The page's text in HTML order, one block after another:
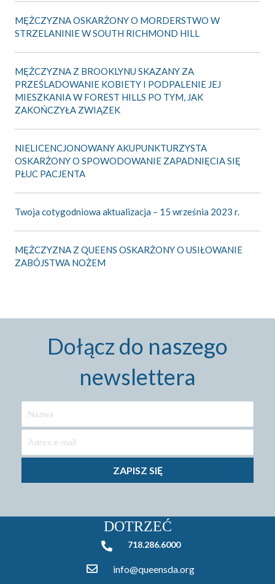
MĘŻCZYZNA OSKARŻONY O MORDERSTWO W
STRZELANINIE W SOUTH RICHMOND HILL
MĘŻCZYZNA Z BROOKLYNU SKAZANY ZA
PRZEŚLADOWANIE KOBIETY I PODPALENIE JEJ
MIESZKANIA W FOREST HILLS PO TYM, JAK
ZAKOŃCZYŁA ZWIĄZEK
NIELICENCJONOWANY AKUPUNKTURZYSTA
OSKARŻONY O SPOWODOWANIE ZAPADNIĘCIA SIĘ
PŁUC PACJENTA
Twoja cotygodniowa aktualizacja – 15 września 2023 r.
MĘŻCZYZNA Z QUEENS OSKARŻONY O USIŁOWANIE
ZABÓJSTWA NOŻEM
Dołącz do naszego
newslettera
ZAPISZ SIĘ
DOTRZEĆ
718.286.6000718.286.6000
info@queensda.org